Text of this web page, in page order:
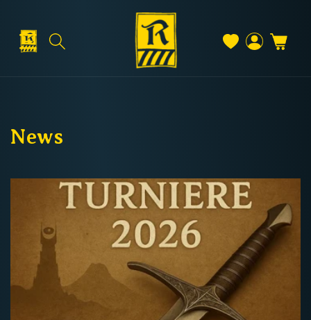
Inhalt
Warenkorb
News
Versand & Lieferung
Kostenloser Versand
Deutschland: ab69 €
Österreich & EU: ab
200 €